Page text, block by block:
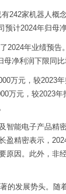
242家机器人概
计2024年归母
2024年业绩预
净利润下限同比
万元，较2023
万元，较2023
能电子产品精
精密表示，
原因。此外，非
的发展势头。随